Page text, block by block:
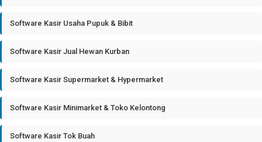
Software Kasir Usaha Pupuk & Bibit
Software Kasir Jual Hewan Kurban
Software Kasir Supermarket & Hypermarket
Software Kasir Minimarket & Toko Kelontong
Software Kasir Tok Buah